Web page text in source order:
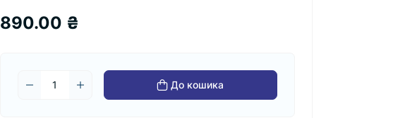
890.00 ₴
До кошика